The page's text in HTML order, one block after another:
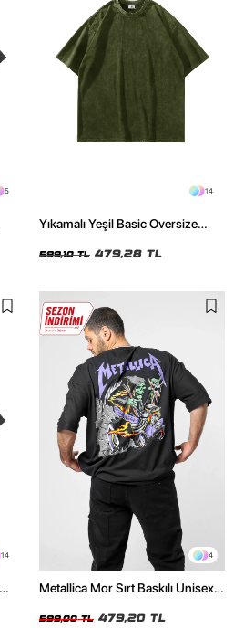
5 14
Yıkamalı Yeşil Basic Oversize
599,10 TL 479,28 TL
14 4
Metallica Mor Sırt Baskılı Unisex
599,00 TL 479,20 TL